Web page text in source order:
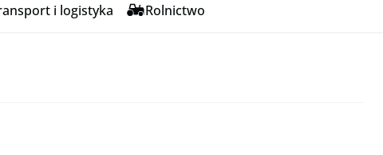
i logistyka Rolnictwo